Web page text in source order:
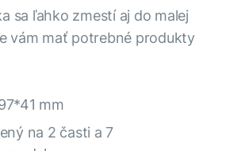
sa ľahko zmestí aj do malej
vám mať potrebné produkty
mm
na 2 časti a 7